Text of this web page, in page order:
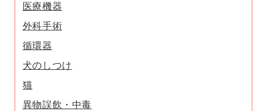
医療機器
外科手術
循環器
犬のしつけ
猫
異物誤飲・中毒